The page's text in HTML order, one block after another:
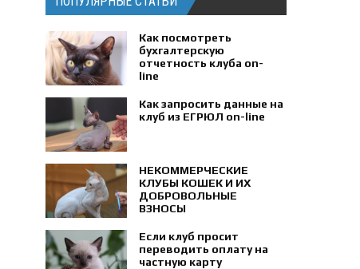
Как посмотреть
бухгалтерскую
отчетность клуба on-
line
Как запросить данные на
клуб из ЕГРЮЛ on-line
НЕКОММЕРЧЕСКИЕ
КЛУБЫ КОШЕК И ИХ
ДОБРОВОЛЬНЫЕ
ВЗНОСЫ
Если клуб просит
переводить оплату на
частную карту